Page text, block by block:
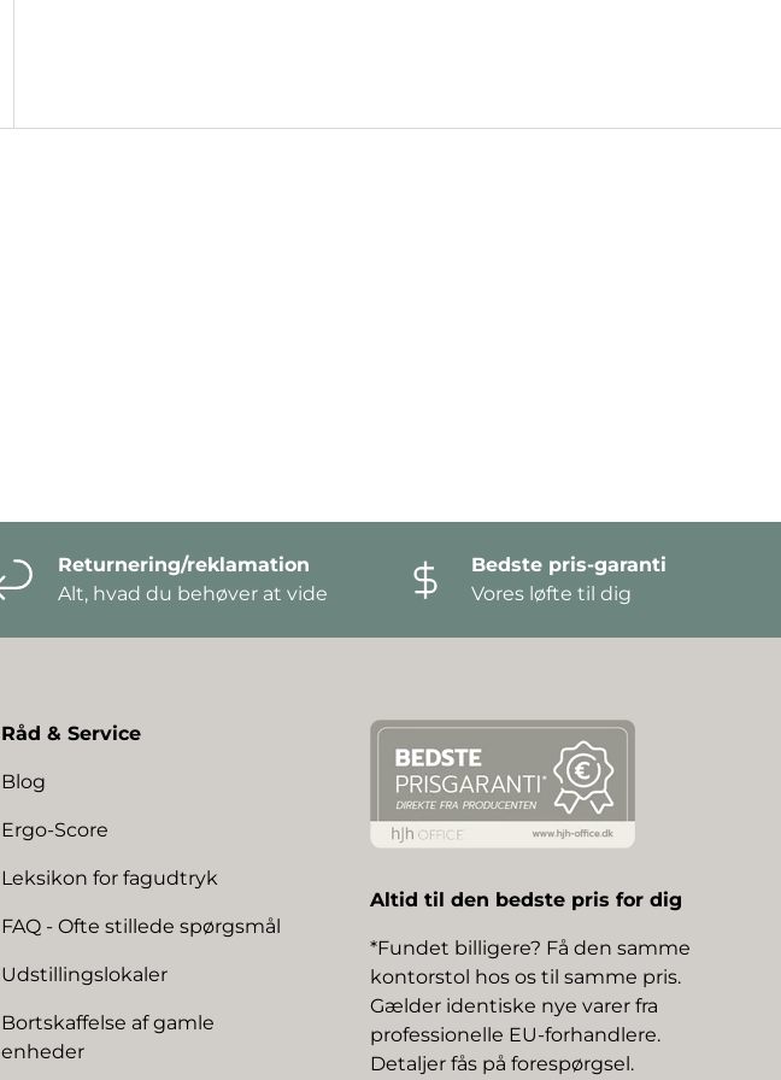
Returnering/reklamation
Alt, hvad du behøver at vide
Bedste pris-garanti
Vores løfte til dig
Råd & Service
Blog
Ergo-Score
Leksikon for fagudtryk
FAQ - Ofte stillede spørgsmål
Udstillingslokaler
Bortskaffelse af gamle
enheder
Altid til den bedste pris for dig
*Fundet billigere? Få den samme
kontorstol hos os til samme pris.
Gælder identiske nye varer fra
professionelle EU-forhandlere.
Detaljer fås på forespørgsel.